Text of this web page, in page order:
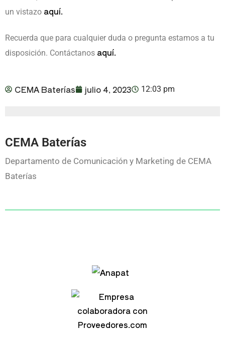
un vistazo aquí.
Recuerda que para cualquier duda o pregunta estamos a tu
disposición. Contáctanos aquí.
CEMA Baterías julio 4, 2023 12:03 pm
CEMA Baterías
Departamento de Comunicación y Marketing de CEMA
Baterías